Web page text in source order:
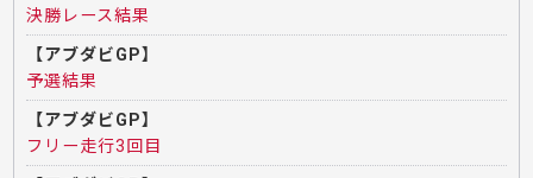
決勝レース結果
【アブダビGP】
予選結果
【アブダビGP】
フリー走行3回目